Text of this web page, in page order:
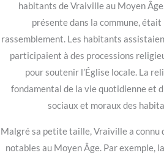
habitants de Vraiville au Moyen
présente dans la commune,
rassemblement. Les habitants
participaient à des processions
pour soutenir l’Église locale. La
fondamental de la vie quotidienne et
sociaux et moraux des
Malgré sa petite taille, Vraiville a connu
notables au Moyen Âge. Par exemple,